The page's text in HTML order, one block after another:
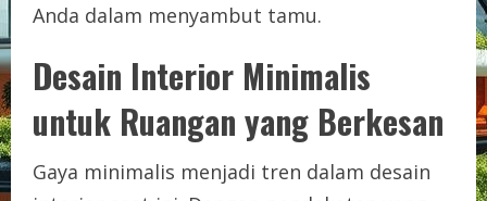
Anda dalam menyambut tamu.
Desain Interior Minimalis
untuk Ruangan yang Berkesan
Gaya minimalis menjadi tren dalam desain